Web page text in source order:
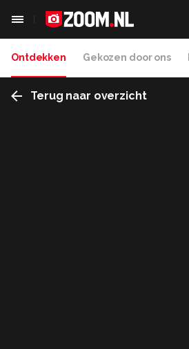
Ontdekken Gekozen door ons
Terug naar overzicht